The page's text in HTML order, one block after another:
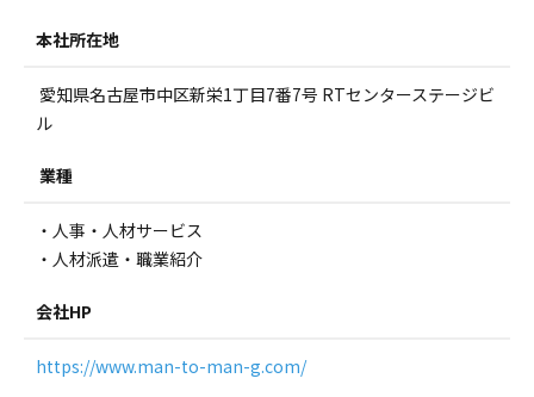
本社所在地
愛知県名古屋市中区新栄1丁目7番7号 RTセンターステージビ
ル
業種
・人事・人材サービス
・人材派遣・職業紹介
会社HP
https://www.man-to-man-g.com/